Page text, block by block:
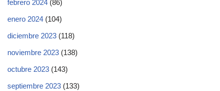
febrero 2024 (86)
enero 2024 (104)
diciembre 2023 (118)
noviembre 2023 (138)
octubre 2023 (143)
septiembre 2023 (133)